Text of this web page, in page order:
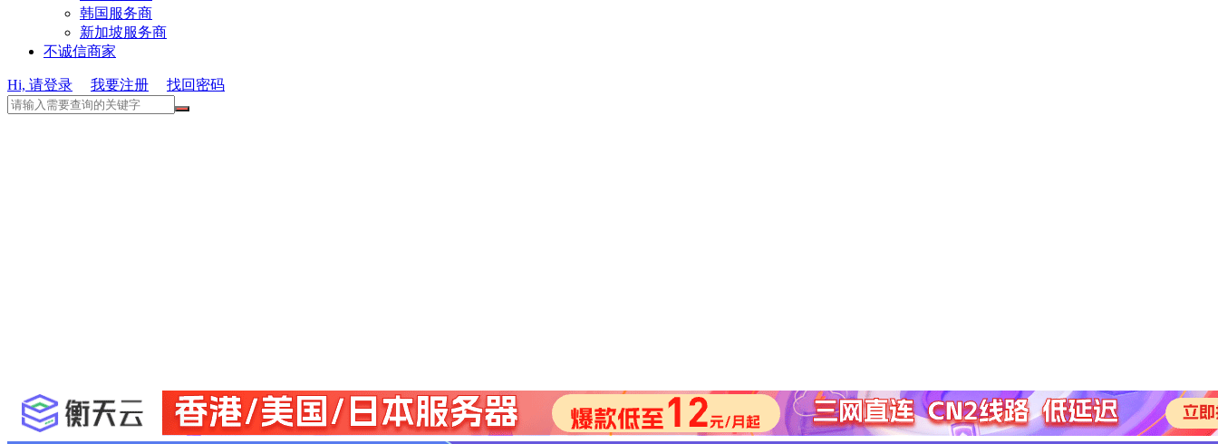
韩国服务商
新加坡服务商
不诚信商家
Hi, 请登录 我要注册 找回密码